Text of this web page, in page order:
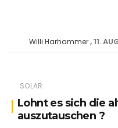
SOLAR
Lohnt es sich die
auszutauschen ?
Willi Harhammer 11.